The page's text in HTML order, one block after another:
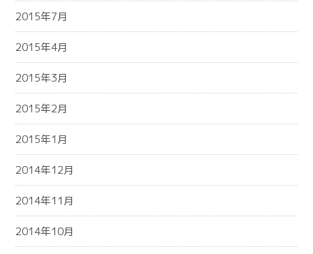
2015年7月
2015年4月
2015年3月
2015年2月
2015年1月
2014年12月
2014年11月
2014年10月